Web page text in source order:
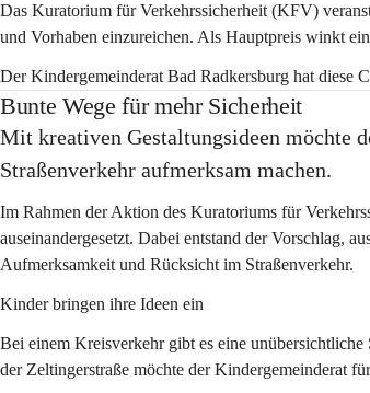
Das Kuratorium für Verkehrssicherheit (KFV)
und Vorhaben einzureichen. Als Hauptpreis winkt
Der Kindergemeinderat Bad Radkersburg hat diese
Bunte Wege für mehr Sicherheit
Mit kreativen Gestaltungsideen möchte
Straßenverkehr aufmerksam machen.
Im Rahmen der Aktion des Kuratoriums für
auseinandergesetzt. Dabei entstand der Vorschlag,
Aufmerksamkeit und Rücksicht im Straßenverkehr.
Kinder bringen ihre Ideen ein
Bei einem Kreisverkehr gibt es eine
der Zeltingerstraße möchte der Kindergemeinderat